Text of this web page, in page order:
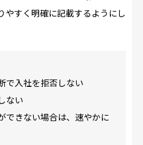
やすく明確に記載するようにし
で入社を拒否しない
ない
きない場合は、速やかに